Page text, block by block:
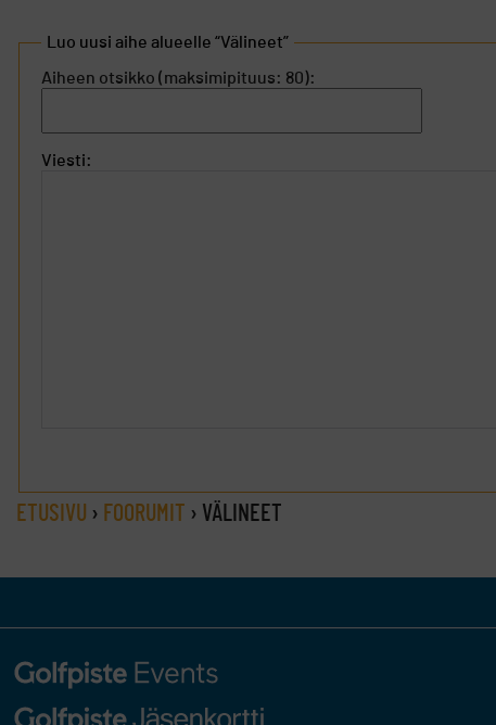
Luo uusi aihe alueelle “Välineet”
Aiheen otsikko (maksimipituus: 80):
Viesti:
ETUSIVU › FOORUMIT › VÄLINEET